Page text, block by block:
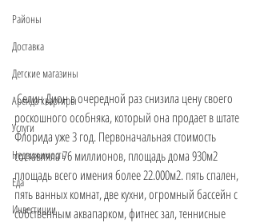
Районы
Доставка
Детские магазины
Аренда квартиры
Услуги
Недвижимость
Еда
Инвестиции
Селин Дион в очередной раз снизила цену своего
роскошного особняка, который она продает в штате
Флорида уже 3 год. Первоначальная стоимость
составляла 76 миллионов, площадь дома 930м2
площадь всего имения более 22.000м2. пять спален,
пять ванных комнат, две кухни, огромный бассейн с
собственным аквапарком, фитнес зал, теннисные